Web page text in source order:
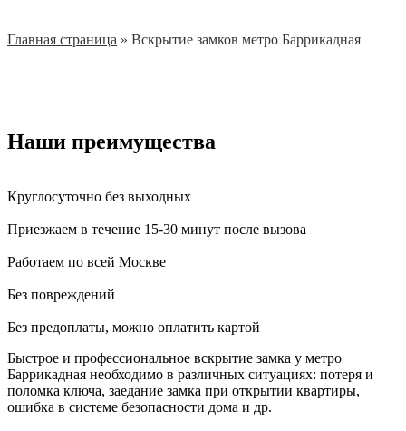
Главная страница » Вскрытие замков метро Баррикадная
Наши преимущества
Круглосуточно без выходных
Приезжаем в течение 15-30 минут после вызова
Работаем по всей Москве
Без повреждений
Без предоплаты, можно оплатить картой
Быстрое и профессиональное вскрытие замка у метро
Баррикадная необходимо в различных ситуациях: потеря и
поломка ключа, заедание замка при открытии квартиры,
ошибка в системе безопасности дома и др.